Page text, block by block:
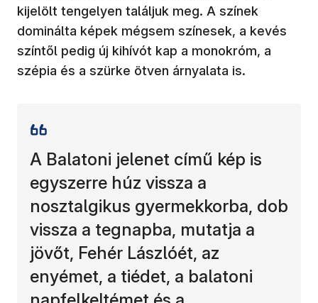
kijelölt tengelyen találjuk meg. A színek
dominálta képek mégsem színesek, a kevés
színtől pedig új kihívót kap a monokróm, a
szépia és a szürke ötven árnyalata is.
A Balatoni jelenet című kép is
egyszerre húz vissza a
nosztalgikus gyermekkorba, dob
vissza a tegnapba, mutatja a
jövőt, Fehér Lászlóét, az
enyémet, a tiédet, a balatoni